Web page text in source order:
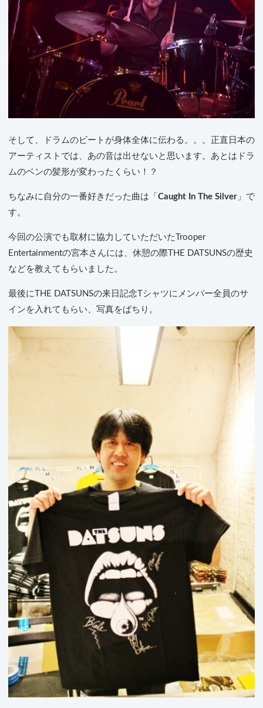
そして、ドラムのビートが身体全体に伝わる。。。正直日本の
アーティストでは、あの音は出せないと思います。あとはドラ
ムのベンの髪形が変わったくらい！？
ちなみに自分の一番好きだった曲は「 Caught In The Silver 」で
す。
今回の公演でも取材に協力していただいたTrooper
Entertainmentの宮本さんには、休憩の際THE DATSUNSの歴史
などを教えてもらいました。
最後にTHE DATSUNSの来日記念Tシャツにメンバー全員のサ
インを入れてもらい、写真をぱちり。